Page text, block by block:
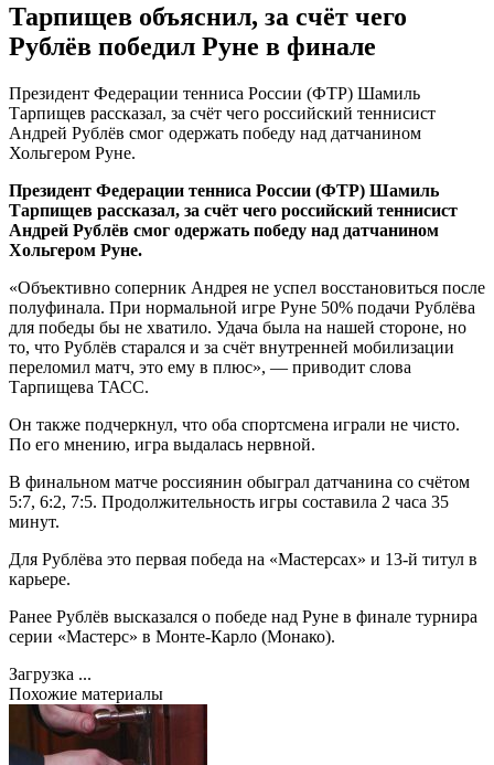
Тарпищев объяснил, за счёт чего
Рублёв победил Руне в финале
Президент Федерации тенниса России (ФТР) Шамиль
Тарпищев рассказал, за счёт чего российский теннисист
Андрей Рублёв смог одержать победу над датчанином
Хольгером Руне.
Президент Федерации тенниса России (ФТР) Шамиль
Тарпищев рассказал, за счёт чего российский теннисист
Андрей Рублёв смог одержать победу над датчанином
Хольгером Руне.
«Объективно соперник Андрея не успел восстановиться после
полуфинала. При нормальной игре Руне 50% подачи Рублёва
для победы бы не хватило. Удача была на нашей стороне, но
то, что Рублёв старался и за счёт внутренней мобилизации
переломил матч, это ему в плюс», — приводит слова
Тарпищева ТАСС.
Он также подчеркнул, что оба спортсмена играли не чисто.
По его мнению, игра выдалась нервной.
В финальном матче россиянин обыграл датчанина со счётом
5:7, 6:2, 7:5. Продолжительность игры составила 2 часа 35
минут.
Для Рублёва это первая победа на «Мастерсах» и 13-й титул в
карьере.
Ранее Рублёв высказался о победе над Руне в финале турнира
серии «Мастерс» в Монте-Карло (Монако).
Загрузка ...
Похожие материалы